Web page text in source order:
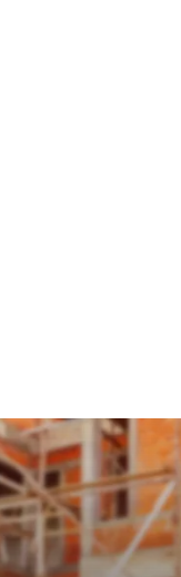
“RapiBrick”: el
superior y 4